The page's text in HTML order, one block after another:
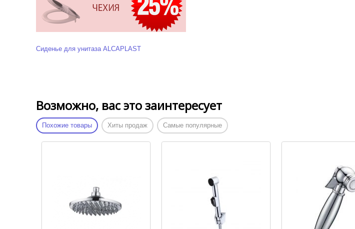
Сиденье для унитаза ALCAPLAST
Возможно, вас это заинтересует
Похожие товары Хиты продаж Самые популярные